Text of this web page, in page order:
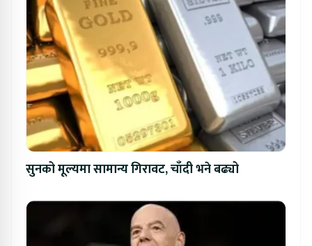
सुनको मूल्यमा सामान्य गिरावट, चाँदी भने बढ्यो